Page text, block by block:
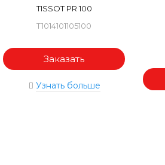
TISSOT PR 100
T1014101105100
Заказать
Узнать больше